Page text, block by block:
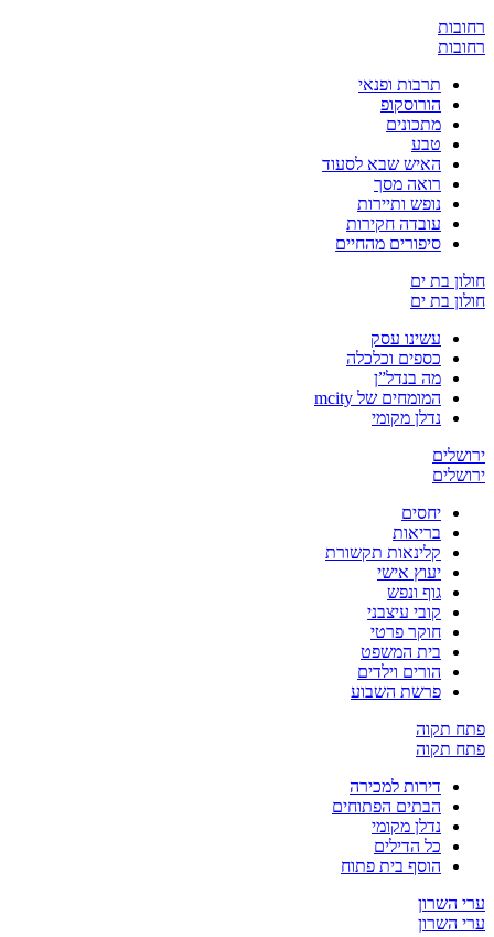
תרבות ופנאי
הורוסקופ
מתכונים
טבע
האיש שבא לסעוד
רואה מסך
נופש ותיירות
עובדה חקירות
סיפורים מהחיים
בת ים
בת ים
עשינו עסק
כספים וכלכלה
מה בנדל”ן
המומחים של mcity
נדלן מקומי
יחסים
בריאות
קלינאות תקשורת
יעוץ אישי
גוף ונפש
קובי עיצבני
חוקר פרטי
בית המשפט
הורים וילדים
פרשת השבוע
תקוה
תקוה
דירות למכירה
הבתים הפתוחים
נדלן מקומי
כל הדילים
הוסף בית פתוח
השרון
השרון